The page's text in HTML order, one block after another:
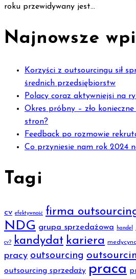
roku przewidywany jest...
Najnowsze
Korzyści z outsourcingu sił
średnich przedsiębiorstw
Polacy coraz aktywniejsi na
Okres próbny – zło
stron?
Feedback po rozmowie
Co przyniesie nam rok 2024
Tagi
cv efektywność firma
NDG grupa sprzedażowa handel
cv? kandydat kariera
pracy outsourcing
outsourcing sprzedaży praca